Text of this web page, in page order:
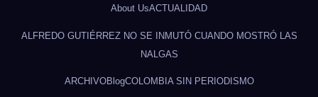
About UsACTUALIDAD
ALFREDO GUTIÉRREZ NO SE INMUTÓ CUANDO MOSTRÓ LAS
NALGAS
ARCHIVOBlogCOLOMBIA SIN PERIODISMO